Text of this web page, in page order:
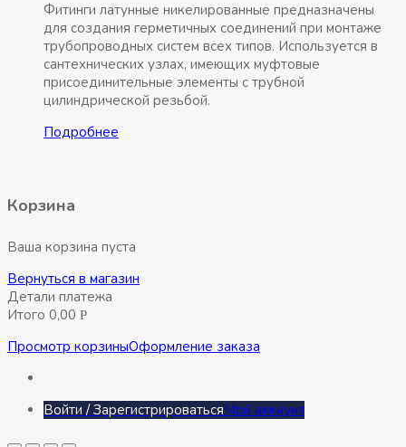
Фитинги латунные никелированные предназначены
для создания герметичных соединений при монтаже
трубопроводных систем всех типов. Используется в
сантехнических узлах, имеющих муфтовые
присоединительные элементы с трубной
цилиндрической резьбой.
Подробнее
Корзина
Ваша корзина пуста
Вернуться в магазин
Детали платежа
Итого 0,00 Р
Просмотр корзиныОформление заказа
Войти / ЗарегистрироватьсяМой аккаунт